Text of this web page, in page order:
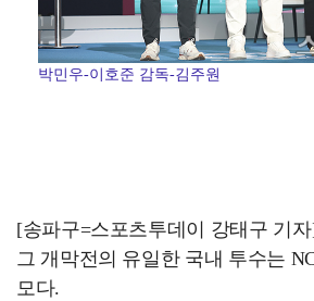
박민우-이호준 감독-김주원
[송파구=스포츠투데이 강태구 기자
그 개막전의 유일한 국내 투수는
모다.